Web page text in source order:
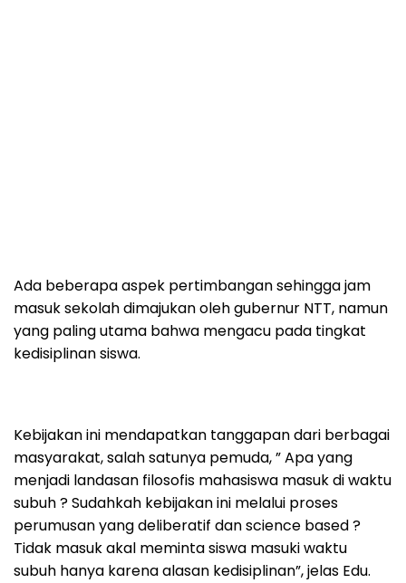
Ada beberapa aspek pertimbangan sehingga jam
masuk sekolah dimajukan oleh gubernur NTT, namun
yang paling utama bahwa mengacu pada tingkat
kedisiplinan siswa.
Kebijakan ini mendapatkan tanggapan dari berbagai
masyarakat, salah satunya pemuda, ” Apa yang
menjadi landasan filosofis mahasiswa masuk di waktu
subuh ? Sudahkah kebijakan ini melalui proses
perumusan yang deliberatif dan science based ?
Tidak masuk akal meminta siswa masuki waktu
subuh hanya karena alasan kedisiplinan”, jelas Edu.